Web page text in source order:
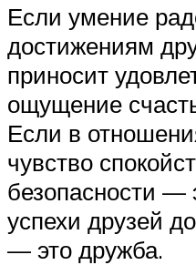
Если умение
достижениям
приносит
ощущение
Если в
чувство
безопасности —
успехи друзей
— это дружба.